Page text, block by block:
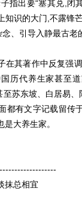
出要“塞其兑,闭
知识的大门,不露锋
、引导入静最古老
其著作中反复强调,
历代养生家甚至
苏东坡、白居易
都有文字记载留传
大养生家。
抹总相宜